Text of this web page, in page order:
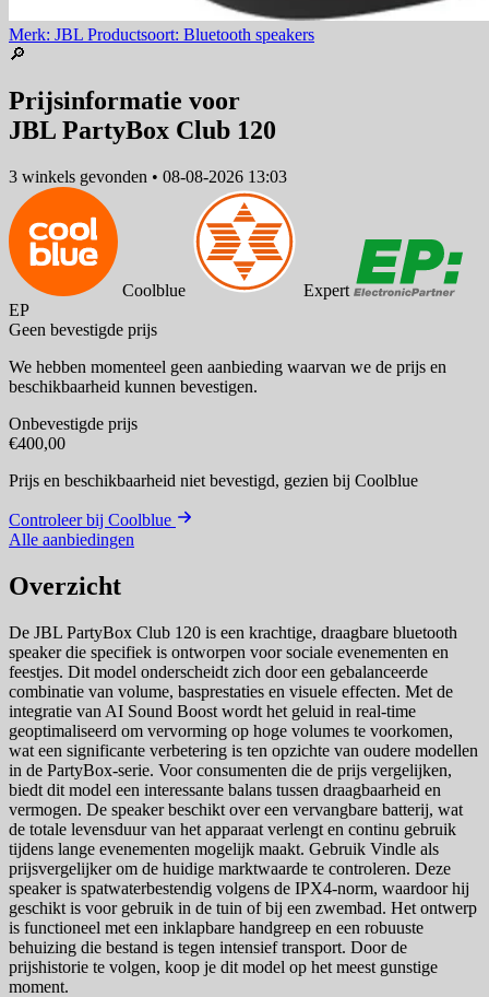
Merk: JBL Productsoort: Bluetooth speakers
🔎
Prijsinformatie voor
JBL PartyBox Club 120
3 winkels gevonden • 08-08-2026 13:03
Coolblue
Expert
EP
Geen bevestigde prijs
We hebben momenteel geen aanbieding waarvan we de prijs en
beschikbaarheid kunnen bevestigen.
Onbevestigde prijs
€400,00
Prijs en beschikbaarheid niet bevestigd, gezien bij Coolblue
Controleer bij Coolblue
Alle aanbiedingen
Overzicht
De JBL PartyBox Club 120 is een krachtige, draagbare bluetooth
speaker die specifiek is ontworpen voor sociale evenementen en
feestjes. Dit model onderscheidt zich door een gebalanceerde
combinatie van volume, basprestaties en visuele effecten. Met de
integratie van AI Sound Boost wordt het geluid in real-time
geoptimaliseerd om vervorming op hoge volumes te voorkomen,
wat een significante verbetering is ten opzichte van oudere modellen
in de PartyBox-serie. Voor consumenten die de prijs vergelijken,
biedt dit model een interessante balans tussen draagbaarheid en
vermogen. De speaker beschikt over een vervangbare batterij, wat
de totale levensduur van het apparaat verlengt en continu gebruik
tijdens lange evenementen mogelijk maakt. Gebruik Vindle als
prijsvergelijker om de huidige marktwaarde te controleren. Deze
speaker is spatwaterbestendig volgens de IPX4-norm, waardoor hij
geschikt is voor gebruik in de tuin of bij een zwembad. Het ontwerp
is functioneel met een inklapbare handgreep en een robuuste
behuizing die bestand is tegen intensief transport. Door de
prijshistorie te volgen, koop je dit model op het meest gunstige
moment.